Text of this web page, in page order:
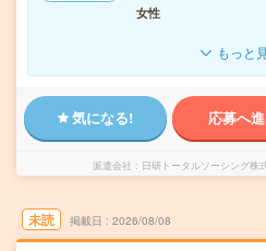
女性
もっと
気になる! 応募へ
派遣会社 日研トータルソーシング
未読 掲載日 2026/08/08